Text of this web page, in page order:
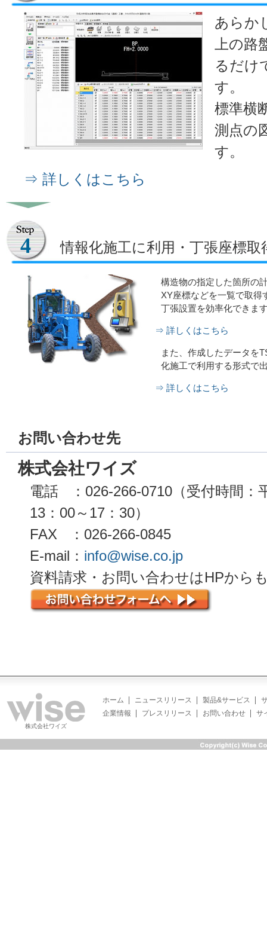
あらか
上の
るだけ
す。
標準横
測点の
す。
⇒ 詳しくはこちら
4 情報化施工に利用・丁張座標取
構造物の指定した箇所の
XY座標などを一覧で取得
丁張設置を効率化できま
⇒ 詳しくはこちら
また、作成したデータを
化施工で利用する形式で
⇒ 詳しくはこちら
お問い合わせ先
株式会社ワイズ
電話 ：026-266-0710 （受付時間
13：00～17：30）
FAX
：026-266-0845
E-mail： info@wise.co.jp
資料請求・お問い合わせはHPから
株式会社ワイズ
ホーム ニュースリリース 製品&サービス
企業情報
プレスリリース お問い合わせ サ